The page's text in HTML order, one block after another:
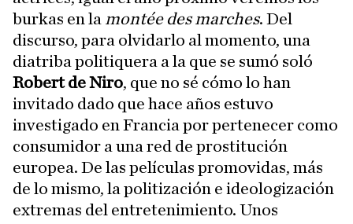
burkas en la montée des marches. Del
discurso, para olvidarlo al momento, una
diatriba politiquera a la que se sumó soló
Robert de Niro, que no sé cómo lo han
invitado dado que hace años estuvo
investigado en Francia por pertenecer como
consumidor a una red de prostitución
europea. De las películas promovidas, más
de lo mismo, la politización e ideologización
extremas del entretenimiento. Unos